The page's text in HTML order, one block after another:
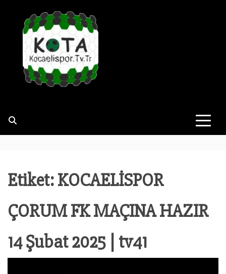
Etiket:KOCAELİSPOR
ÇORUM FK MAÇINA HAZIR
14 Şubat 2025 | tv41